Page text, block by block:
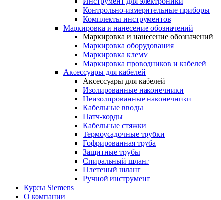
Контрольно-измерительные приборы
Комплекты инструментов
Маркировка и нанесение обозначений
Маркировка и нанесение обозначений
Маркировка оборудования
Маркировка клемм
Маркировка проводников и кабелей
Аксессуары для кабелей
Аксессуары для кабелей
Изолированные наконечники
Неизолированные наконечники
Кабельные вводы
Патч-корды
Кабельные стяжки
Термоусадочные трубки
Гофрированная труба
Защитные трубы
Спиральный шланг
Плетеный шланг
Ручной инструмент
Курсы Siemens
О компании